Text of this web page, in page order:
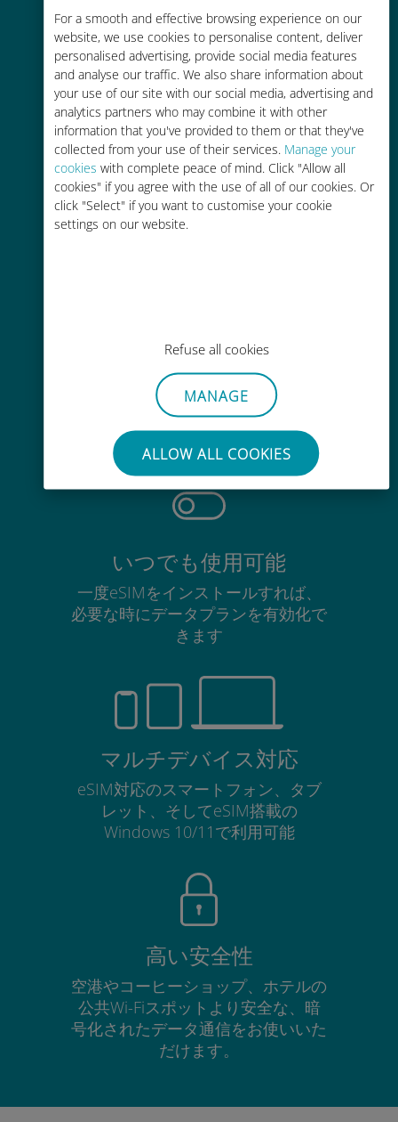
For a smooth and effective browsing experience on our
website, we use cookies to personalise content, deliver
personalised advertising, provide social media features
and analyse our traffic. We also share information about
your use of our site with our social media, advertising and
analytics partners who may combine it with other
information that you've provided to them or that they've
collected from your use of their services. Manage your
cookies with complete peace of mind. Click "Allow all
cookies" if you agree with the use of all of our cookies. Or
click "Select" if you want to customise your cookie
settings on our website.
Refuse all cookies
MANAGE
ALLOW ALL COOKIES
お客様が普段お使いのキャリアでロ
ーミングサービスを使った場合に比
べて最大で90％の節約が可能です。
かんたん追加購入
Wi-Fiやデータ残量がなくても、
手間いらず
使用中のSIMカードを抜き差しする
必要はありません
いつでも使用可能
一度eSIMをインストールすれば、
必要な時にデータプランを有効化で
きます
マルチデバイス対応
eSIM対応のスマートフォン、タブ
レット、そしてeSIM搭載の
Windows 10/11で利用可能
高い安全性
空港やコーヒーショップ、ホテルの
公共Wi-Fiスポットより安全な、暗
号化されたデータ通信をお使いいた
だけます。